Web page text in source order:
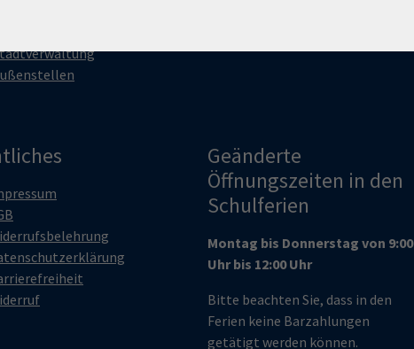
Geänderte
Öffnungszeiten in den
Schulferien
Montag bis Donnerstag von 9:00
Uhr bis 12:00 Uhr
Bitte beachten Sie, dass in den
Ferien keine Barzahlungen
getätigt werden können.